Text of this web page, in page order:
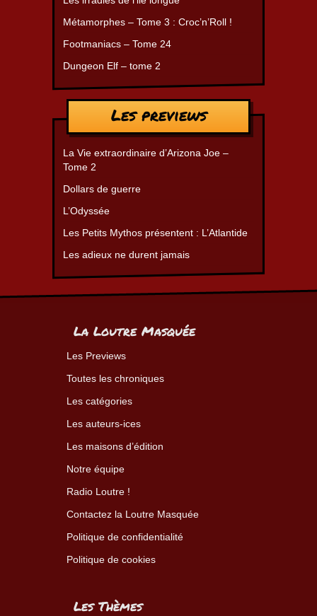
Métamorphes – Tome 3 : Croc’n’Roll !
Footmaniacs – Tome 24
Dungeon Elf – tome 2
Les previews
La Vie extraordinaire d’Arizona Joe –
Tome 2
Dollars de guerre
L’Odyssée
Les Petits Mythos présentent : L’Atlantide
Les adieux ne durent jamais
La Loutre Masquée
Les Previews
Toutes les chroniques
Les catégories
Les auteurs-ices
Les maisons d’édition
Notre équipe
Radio Loutre !
Contactez la Loutre Masquée
Politique de confidentialité
Politique de cookies
Les Thèmes